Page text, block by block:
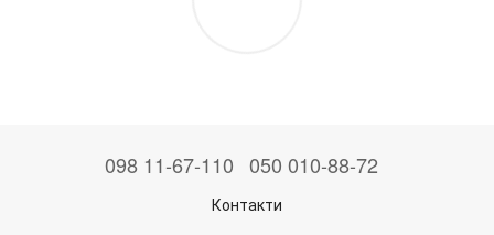
098 11-67-110 050 010-88-72
Контакти